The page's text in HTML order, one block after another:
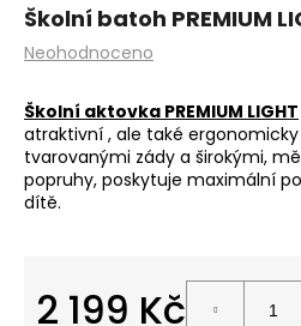
Průměrné
produktu
je
0,0
z
5
hvězdiček.
Neohodnoceno
Školní batoh PREMIUM
Školní aktovka PREMIUM LIGHT
atraktivní , ale také
tvarovanými zády a širokými,
popruhy, poskytuje maximální
dítě.
2 199 Kč
HLEDAT
D
o
p
o
u